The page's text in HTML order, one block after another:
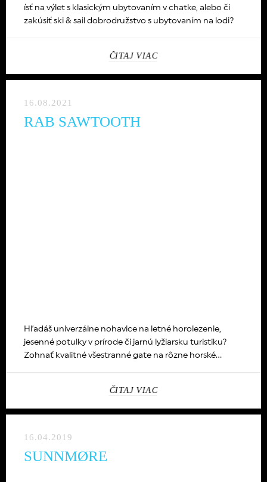
ísť na výlet s klasickým ubytovaním v chatke, alebo či
zakúsiť ski & sail dobrodružstvo s ubytovaním na lodi?
ČITAJ VIAC
16.08.2021
RAB SAWTOOTH
Hľadáš univerzálne nohavice na letné horolezenie,
jesenné potulky v prírode či jarnú lyžiarsku turistiku?
Zohnať kvalitné všestranné gate na rôzne horské
viac ma potešil model Sawtooth od firmy Rab...
ČITAJ VIAC
16.04.2019
SUNNMØRE